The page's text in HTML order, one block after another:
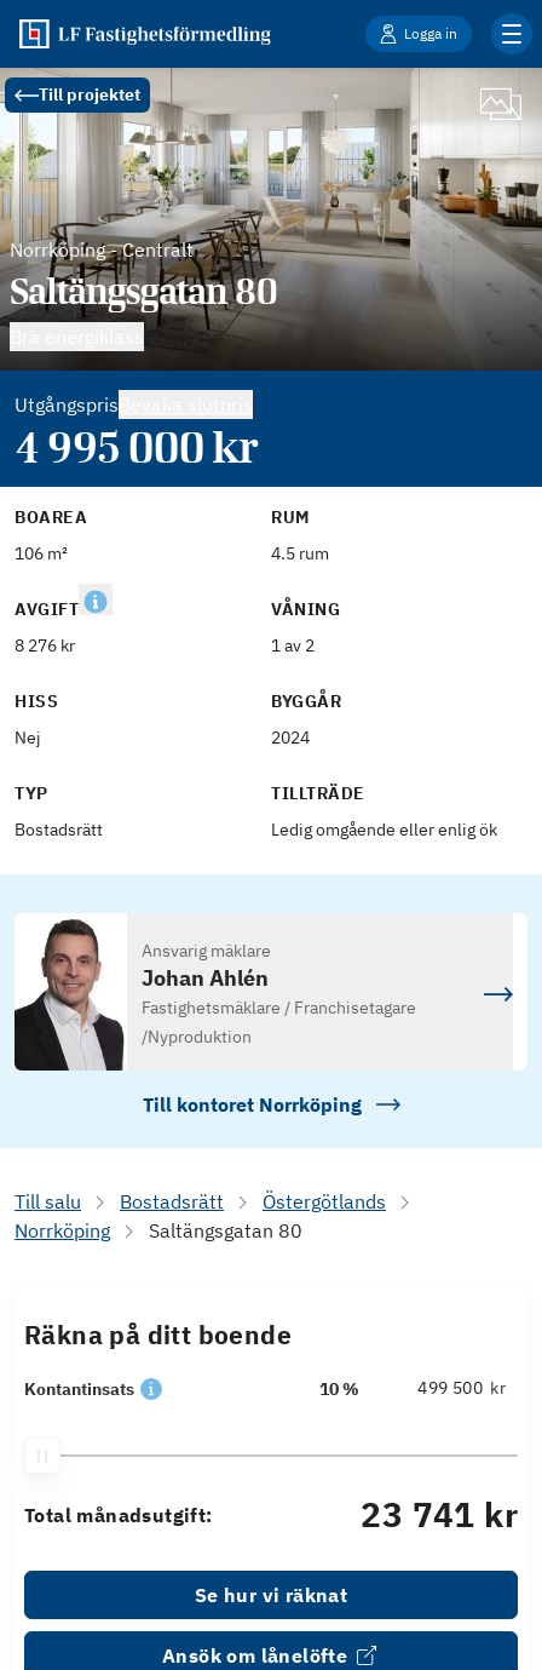
Logga in
Till projektet
Norrköping-Centralt
Saltängsgatan 80
Utgångspris
4 995 000kr
BOAREA
106 m²
RUM
4.5 rum
AVGIFT
8 276 kr
VÅNING
1 av 2
HISS
Nej
BYGGÅR
2024
TYP
Bostadsrätt
TILLTRÄDE
Ledig omgående eller enlig ök
Ansvarig mäklare
Johan Ahlén
Fastighetsmäklare / Franchisetagare
/Nyproduktion
Till kontoret Norrköping
Till salu Bostadsrätt
Östergötlands
Norrköping
Saltängsgatan 80
Räkna på ditt boende
Kontantinsats 10 % kr
Total månadsutgift: 23 741 kr
Se hur vi räknat
Ansök om lånelöfte